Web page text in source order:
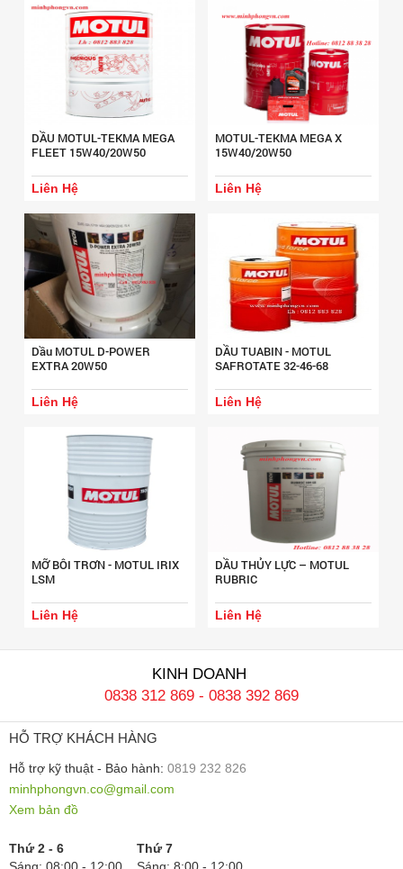
DẦU MOTUL-TEKMA MEGA
FLEET 15W40/20W50
Liên Hệ
MOTUL-TEKMA MEGA X
15W40/20W50
Liên Hệ
Dầu MOTUL D-POWER
EXTRA 20W50
Liên Hệ
DẦU TUABIN - MOTUL
SAFROTATE 32-46-68
Liên Hệ
MỠ BÔI TRƠN - MOTUL IRIX
LSM
Liên Hệ
DẦU THỦY LỰC – MOTUL
RUBRIC
Liên Hệ
KINH DOANH
0838 312 869 - 0838 392 869
HỖ TRỢ KHÁCH HÀNG
Hỗ trợ kỹ thuật - Bảo hành: 0819 232 826
minhphongvn.co@gmail.com
Xem bản đồ
Thứ 2 - 6
Thứ 7